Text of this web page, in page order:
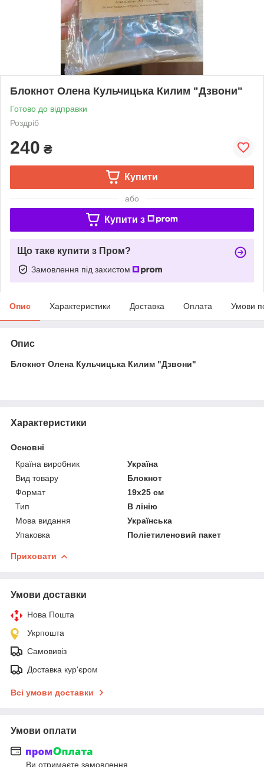
Блокнот Олена Кульчицька Килим "Дзвони"
Готово до відправки
Роздріб
240 ₴
Купити
або
Купити з
Що таке купити з Пром?
Замовлення під захистом
Опис Характеристики Доставка Оплата Умови
Опис
Блокнот Олена Кульчицька Килим "Дзвони"
Характеристики
Основні
Країна виробник
Україна
Вид товару
Блокнот
Формат
19х25 см
Тип
В лінію
Мова видання
Українська
Упаковка
Поліетиленовий пакет
Приховати
Умови доставки
Нова Пошта
Укрпошта
Самовивіз
Доставка кур'єром
Всі умови доставки
Умови оплати
Ви отримаєте замовлення